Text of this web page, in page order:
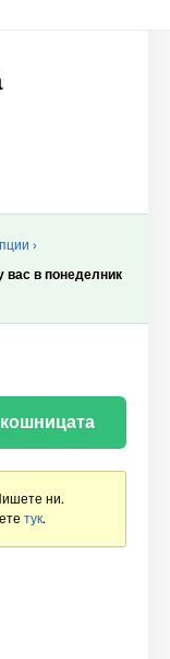
›
вас в понеделник
ни.
тук.